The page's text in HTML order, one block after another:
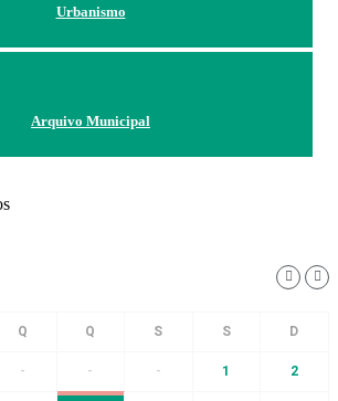
Urbanismo
Arquivo Municipal
- - - 1 2